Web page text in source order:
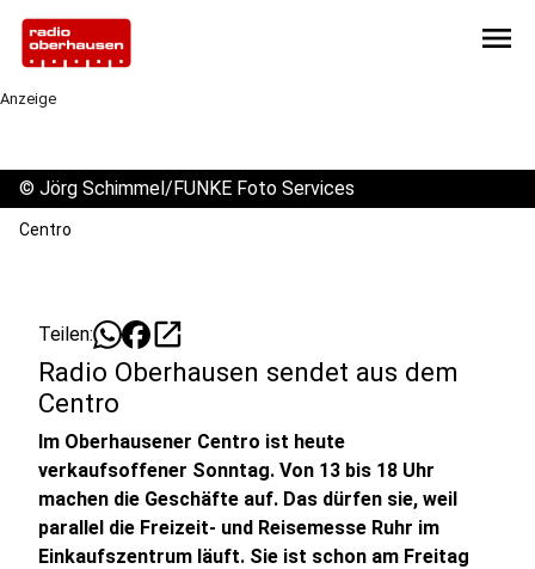
menu
Anzeige
© Jörg Schimmel/FUNKE Foto Services
Centro
Teilen: open_in_new
Radio Oberhausen sendet aus dem
Centro
Im Oberhausener Centro ist heute
verkaufsoffener Sonntag. Von 13 bis 18 Uhr
machen die Geschäfte auf. Das dürfen sie, weil
parallel die Freizeit- und Reisemesse Ruhr im
Einkaufszentrum läuft. Sie ist schon am Freitag